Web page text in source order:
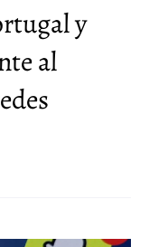
y
al